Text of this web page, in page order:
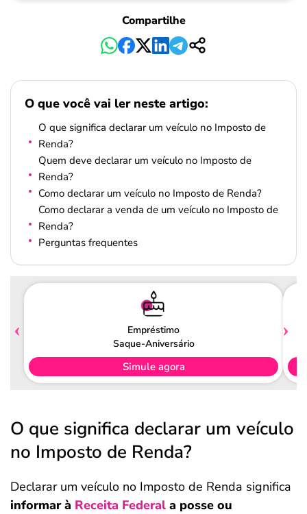
Compartilhe
O que você vai ler neste artigo:
O que significa declarar um veículo no Imposto de
Renda?
Quem deve declarar um veículo no Imposto de
Renda?
Como declarar um veículo no Imposto de Renda?
Como declarar a venda de um veículo no Imposto de
Renda?
Perguntas frequentes
Empréstimo
Saque-Aniversário
Simule agora
O que significa declarar um veículo
no Imposto de Renda?
Declarar um veículo no Imposto de Renda significa
informar à Receita Federal a posse ou